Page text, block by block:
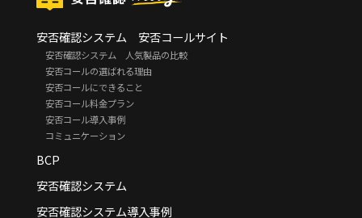
安否確認システム 安否コールサイト
安否確認システム 人気製品の比較
安否コールの選ばれる理由
安否コールにできること
安否コール料金プラン
安否コール導入事例
コミュニケーション
BCP
安否確認システム
安否確認システム導入事例